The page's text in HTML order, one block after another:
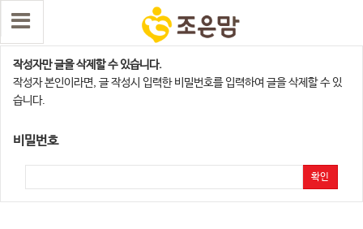
댓글 삭제
작성자만 글을 삭제할 수 있습니다.
작성자 본인이라면, 글 작성시 입력한 비밀번호를 입력하여 글을 삭제할 수 있
습니다.
비밀번호
확인